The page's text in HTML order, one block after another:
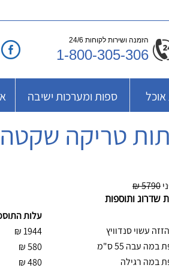
הזמנה ושירות לקוחות 24/6
1-800-305-306
אוכל ספות ומערכות ישיבה
5790 ₪
שדרוג ותוספות
עלות
עשוי סנדוויץ
1944
₪
עבה 55 ס"מ
580
₪
במה רגילה
480
₪